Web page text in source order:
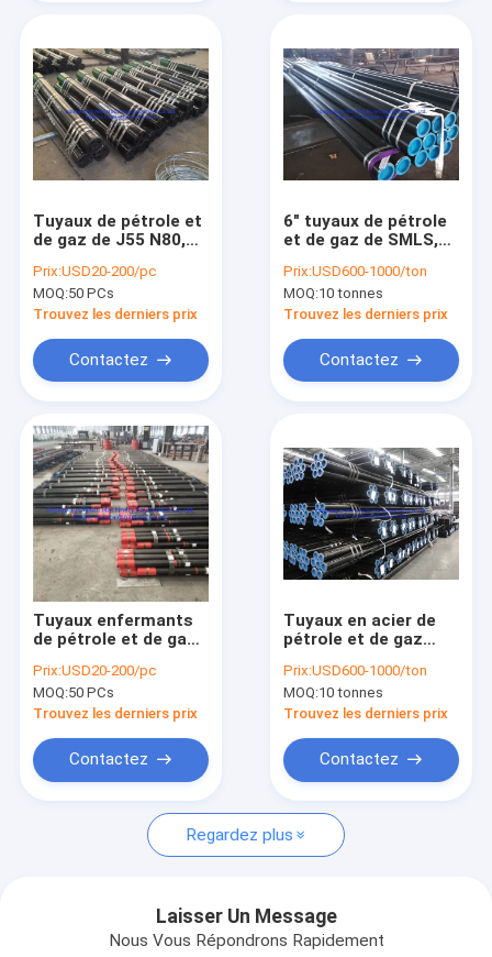
Produits
A propos de nous
Visite d'usine
Contrôle de la qualité
nouvelles
Demande de soumission
Équipement de production de gisement de pétrole
Outils de Downhole de gisement de pétrole
Tuyaux de pétrole et
de gaz de J55 N80,
pétrole et de gaz de
chiot d'api 5CT/NU
Prix:USD20-200/pc
MOQ:50 PCs
Trouvez les derniers prix
Contactez
6" tuyaux de pétrole
et de gaz de SMLS,
sans couture de
carbone
Prix:USD600-1000/ton
MOQ:10 tonnes
Trouvez les derniers prix
Contactez
Tuyaux enfermants
de pétrole et de gaz,
tuyauterie avec
l'accouplement d'EUE
Prix:USD20-200/pc
MOQ:50 PCs
Trouvez les derniers prix
Contactez
Tuyaux en acier de
pétrole et de gaz
incendie de tuyau de
la catégorie B api 5l
X52
Prix:USD600-1000/ton
MOQ:10 tonnes
Trouvez les derniers prix
Contactez
Regardez plus
Laisser Un Message
Nous Vous Répondrons Rapidement